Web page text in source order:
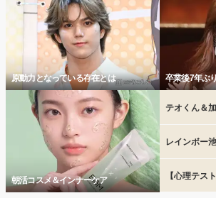
原動力となっている存在とは 卒業後7年ぶ
朝活コスメ＆インナーケア
テオくん＆
レインボー
【心理テス